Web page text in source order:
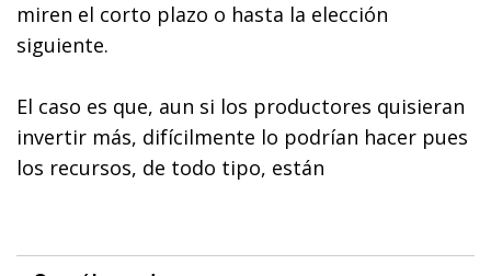
miren el corto plazo o hasta la elección
siguiente.
El caso es que, aun si los productores quisieran
invertir más, difícilmente lo podrían hacer pues
los recursos, de todo tipo, están